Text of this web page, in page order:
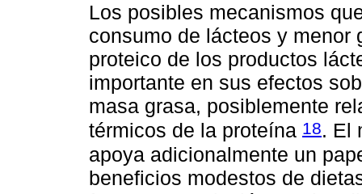
Los posibles mecanismos
consumo de lácteos y menor
proteico de los productos
importante en sus efectos
masa grasa, posiblemente
térmicos de la proteína 18. El
apoya adicionalmente un
beneficios modestos de